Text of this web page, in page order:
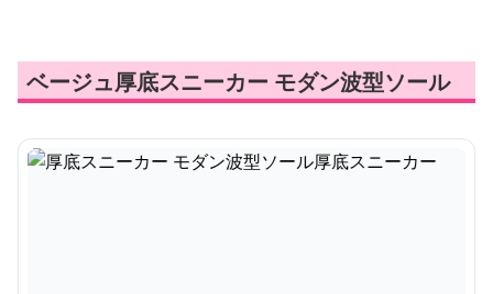
ベージュ厚底スニーカー モダン波型ソール